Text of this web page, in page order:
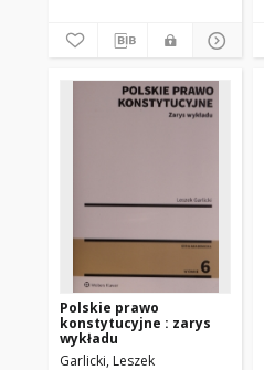
Polskie prawo
konstytucyjne : zarys
wykładu
Garlicki, Leszek